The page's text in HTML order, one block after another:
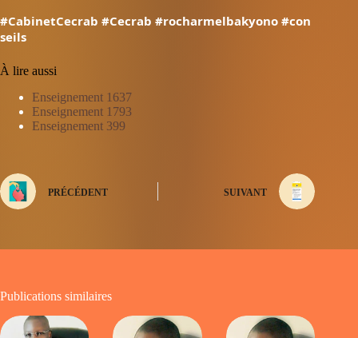
#CabinetCecrab #Cecrab #rocharmelbakyono #con
seils
À lire aussi
Enseignement 1637
Enseignement 1793
Enseignement 399
PRÉCÉDENT SUIVANT
Publications similaires